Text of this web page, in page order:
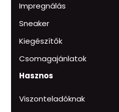
Impregnálás
Sneaker
Kiegészítők
Csomagajánlatok
Hasznos
Viszonteladóknak